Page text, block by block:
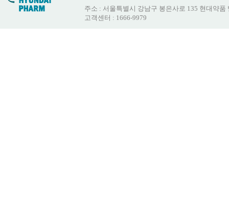
주소 : 서울특별시 강남구 봉은사로 135 현대약품
고객센터 : 1666-9979